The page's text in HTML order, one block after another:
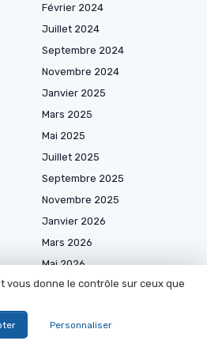
Février 2024
Juillet 2024
Septembre 2024
Novembre 2024
Janvier 2025
Mars 2025
Mai 2025
Juillet 2025
Septembre 2025
Novembre 2025
Janvier 2026
Mars 2026
Mai 2026
Juillet 2026
vous donne le contrôle sur ceux que
Personnaliser